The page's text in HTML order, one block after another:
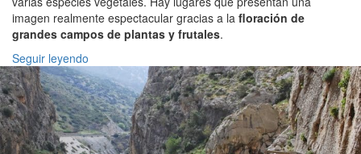
imagen realmente espectacular gracias a la floración de
grandes campos de plantas y frutales.
Seguir leyendo